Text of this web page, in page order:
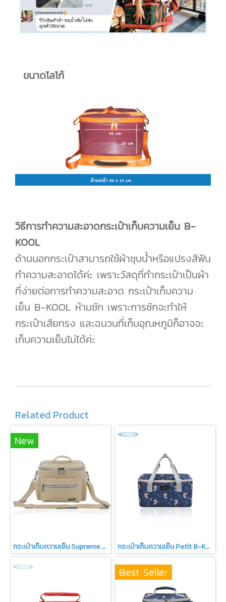
ขนาดโลโก้
วิธีการทำความสะอาดกระเป๋าเก็บความเย็น B-
KOOL
ด้านนอกกระเป๋าสามารถใช้ผ้าชุบน้ำหรือแปรงสีฟัน
ทำความสะอาดได้ค่ะ เพราะวัสดุที่ทำกระเป๋าเป็นผ้า
ที่ง่ายต่อการทำความสะอาด กระเป๋าเก็บความ
เย็น B-KOOL ห้ามซัก เพราะการซักจะทำให้
กระเป๋าเสียทรง และฉนวนที่เก็บอุณหภูมิก็อาจจะ
เก็บความเย็นไม่ได้ค่ะ
Related Product
New
กระเป๋าเก็บความเย็น Supreme B-KOOL กระเป๋าเก็บความเย็น Petit B-KOOL
Best Seller